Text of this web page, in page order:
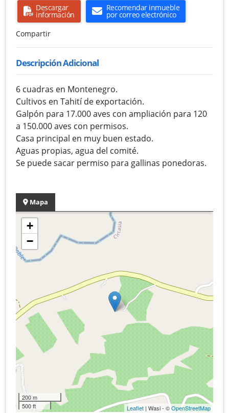
Descargar
información
Recomendar inmueble
por correo electrónico
Compartir
Descripción Adicional
6 cuadras en Montenegro.
Cultivos en Tahití de exportación.
Galpón para 17.000 aves con ampliación para 120
a 150.000 aves con permisos.
Casa principal en muy buen estado.
Aguas propias, agua del comité.
Se puede sacar permiso para gallinas ponedoras.
Mapa
+
−
200 m
500 ft
Leaflet | Wasi - ©OpenStreetMap